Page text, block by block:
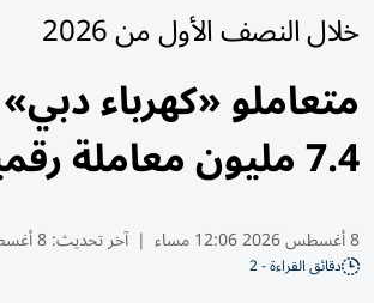
خلال النصف الأول من 2026
متعاملو «كهرباء
7.4 مليون معاملة رقمية
8 أغسطس 2026 12:06 مساء | آخر تحديث:8 أغسطس 12:10 2026
دقائق القراءة - 2